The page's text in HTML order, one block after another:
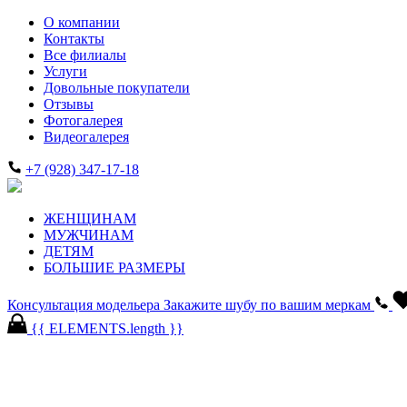
О компании
Контакты
Все филиалы
Услуги
Довольные покупатели
Отзывы
Фотогалерея
Видеогалерея
+7 (928) 347-17-18
ЖЕНЩИНАМ
МУЖЧИНАМ
ДЕТЯМ
БОЛЬШИЕ РАЗМЕРЫ
Консультация модельера Закажите шубу по вашим меркам
{{ ELEMENTS.length }}